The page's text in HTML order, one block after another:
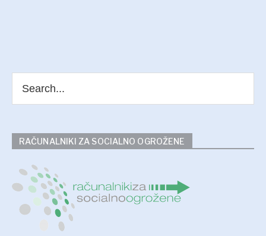
RAČUNALNIKI ZA SOCIALNO OGROŽENE